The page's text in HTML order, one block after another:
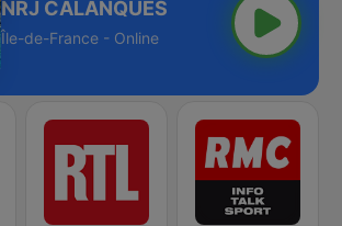
NRJ CALANQUES
Île-de-France - Online